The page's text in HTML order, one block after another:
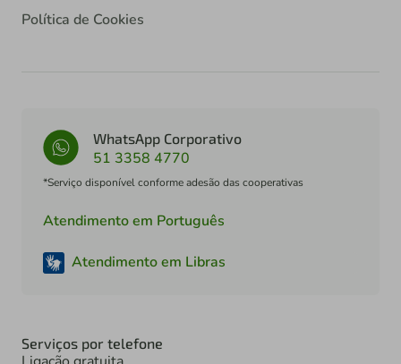
Política de Cookies
WhatsApp Corporativo
51 3358 4770
*Serviço disponível conforme adesão das cooperativas
Atendimento em Português
Atendimento em Libras
Serviços por telefone